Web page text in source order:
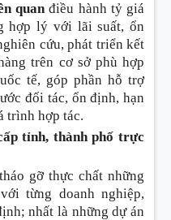
quanđiều hành tỷ giá
hợp lý với lãi suất, ổn
cứu, phát triển kết
trên cơ sở phù hợp
tế, góp phần hỗ trợ
đối tác, ổn định, hạn
trình hợp tác.
tỉnh, thành phố trực
gỡ thực chất những
từng doanh nghiệp,
nhất là những dự án